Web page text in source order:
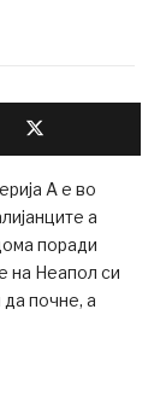
А е во
а
поради
на Неапол си
почне, а